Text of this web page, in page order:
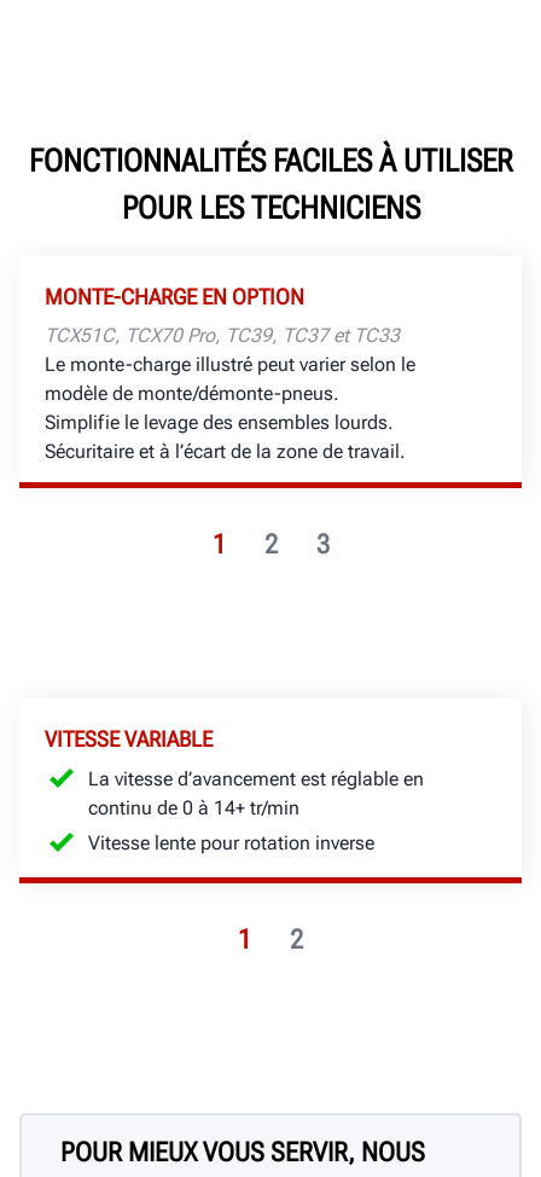
FONCTIONNALITÉS FACILES À UTILISER
POUR LES TECHNICIENS
1 2 3
MONTE-CHARGE EN OPTION
TCX51C, TCX70 Pro, TC39, TC37 et TC33
Le monte-charge illustré peut varier selon le
modèle de monte/démonte-pneus.
Simplifie le levage des ensembles lourds.
Sécuritaire et à l’écart de la zone de travail.
1 2
VITESSE VARIABLE
La vitesse d’avancement est réglable en
continu de 0 à 14+ tr/min
Vitesse lente pour rotation inverse
POUR MIEUX VOUS SERVIR, NOUS